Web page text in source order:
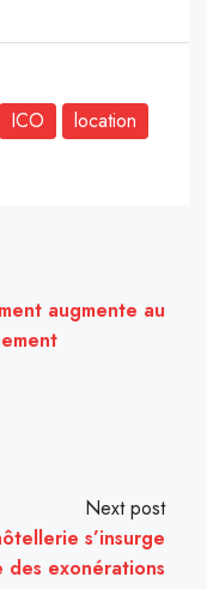
ICO
location
augmente au
Next post
s’insurge
exonérations